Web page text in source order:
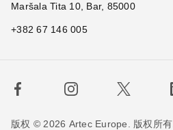
Maršala Tita 10, Bar, 85000
+382 67 146 005
版权 © 2026 Artec Europe. 版权所有.